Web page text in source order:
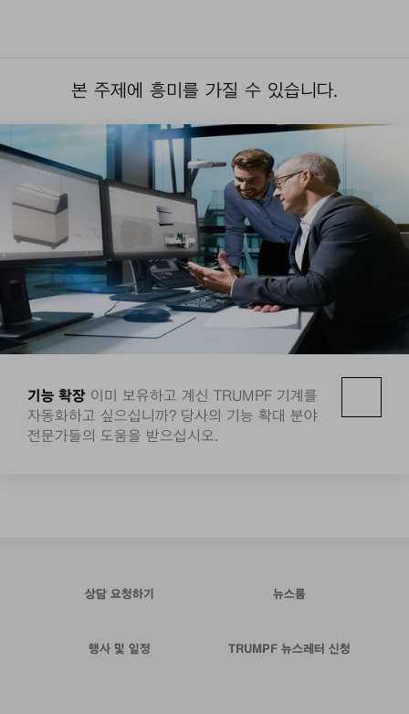
본 주제에 흥미를 가질 수 있습니다.
기능 확장 이미 보유하고 계신 TRUMPF 기계를
자동화하고 싶으십니까? 당사의 기능 확대 분야
전문가들의 도움을 받으십시오.
상담 요청하기 뉴스룸
행사 및 일정 TRUMPF 뉴스레터 신청